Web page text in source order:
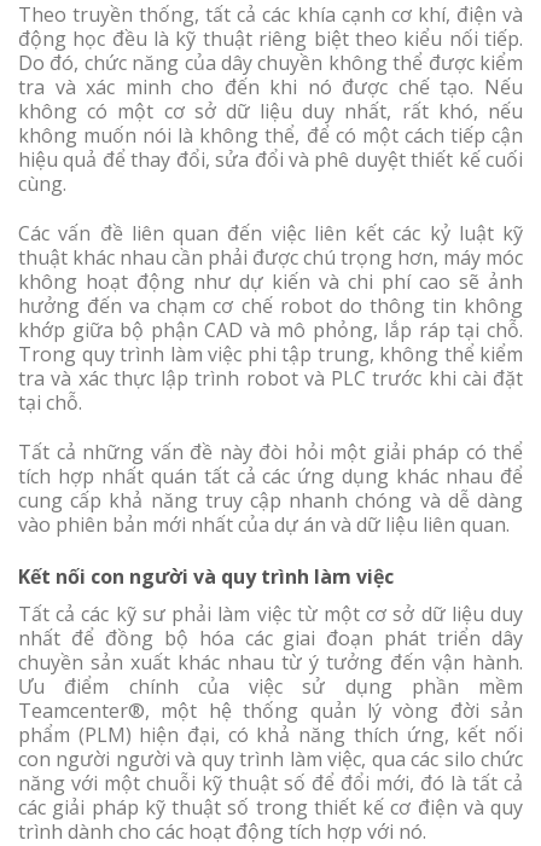
Theo truyền thống, tất cả các khía cạnh cơ khí, điện và
động học đều là kỹ thuật riêng biệt theo kiểu nối tiếp.
Do đó, chức năng của dây chuyền không thể được kiểm
tra và xác minh cho đến khi nó được chế tạo. Nếu
không có một cơ sở dữ liệu duy nhất, rất khó, nếu
không muốn nói là không thể, để có một cách tiếp cận
hiệu quả để thay đổi, sửa đổi và phê duyệt thiết kế cuối
cùng.
Các vấn đề liên quan đến việc liên kết các kỷ luật kỹ
thuật khác nhau cần phải được chú trọng hơn, máy móc
không hoạt động như dự kiến ​​và chi phí cao sẽ ảnh
hưởng đến va chạm cơ chế robot do thông tin không
khớp giữa bộ phận CAD và mô phỏng, lắp ráp tại chỗ.
Trong quy trình làm việc phi tập trung, không thể kiểm
tra và xác thực lập trình robot và PLC trước khi cài đặt
tại chỗ.
Tất cả những vấn đề này đòi hỏi một giải pháp có thể
tích hợp nhất quán tất cả các ứng dụng khác nhau để
cung cấp khả năng truy cập nhanh chóng và dễ dàng
vào phiên bản mới nhất của dự án và dữ liệu liên quan.
Kết nối con người và quy trình làm việc
Tất cả các kỹ sư phải làm việc từ một cơ sở dữ liệu duy
nhất để đồng bộ hóa các giai đoạn phát triển dây
chuyền sản xuất khác nhau từ ý tưởng đến vận hành.
Ưu điểm chính của việc sử dụng phần mềm
Teamcenter®, một hệ thống quản lý vòng đời sản
phẩm (PLM) hiện đại, có khả năng thích ứng, kết nối
con người người và quy trình làm việc, qua các silo chức
năng với một chuỗi kỹ thuật số để đổi mới, đó là tất cả
các giải pháp kỹ thuật số trong thiết kế cơ điện và quy
trình dành cho các hoạt động tích hợp với nó.